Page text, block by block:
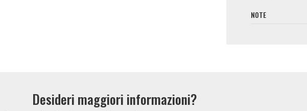
NOTE
Desideri maggiori informazioni?